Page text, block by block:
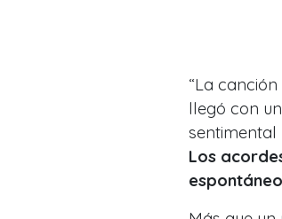
“La canción
llegó con
Los
espontáneo